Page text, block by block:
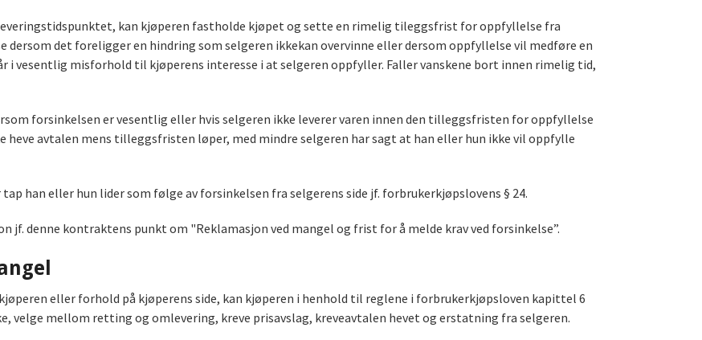
leveringstidspunktet, kan kjøperen fastholde kjøpet og sette en rimelig tileggsfrist for oppfyllelse fra
dersom det foreligger en hindring som selgeren ikkekan overvinne eller dersom oppfyllelse vil medføre en
i vesentlig misforhold til kjøperens interesse i at selgeren oppfyller. Faller vanskene bort innen rimelig tid,
forsinkelsen er vesentlig eller hvis selgeren ikke leverer varen innen den tilleggsfristen for oppfyllelse
heve avtalen mens tilleggsfristen løper, med mindre selgeren har sagt at han eller hun ikke vil oppfylle
han eller hun lider som følge av forsinkelsen fra selgerens side jf. forbrukerkjøpslovens § 24.
jf. denne kontraktens punkt om "Reklamasjon ved mangel og frist for å melde krav ved forsinkelse”.
eller forhold på kjøperens side, kan kjøperen i henhold til reglene i forbrukerkjøpsloven kapittel 6
velge mellom retting og omlevering, kreve prisavslag, kreveavtalen hevet og erstatning fra selgeren.